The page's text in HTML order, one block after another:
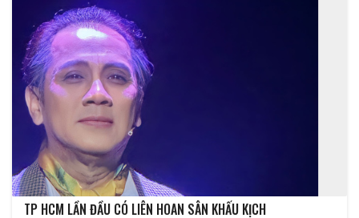
TP HCM LẦN ĐẦU CÓ LIÊN HOAN SÂN KHẤU KỊCH